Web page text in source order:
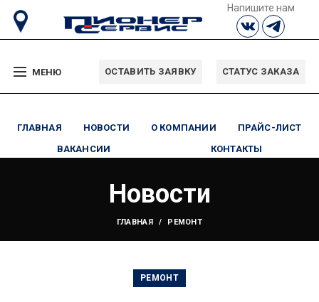
Напишите нам
МЕНЮ ОСТАВИТЬ ЗАЯВКУ СТАТУС ЗАКАЗА
ГЛАВНАЯ НОВОСТИ О КОМПАНИИ
ПРАЙС-ЛИСТ
ВАКАНСИИ
КОНТАКТЫ
Новости
ГЛАВНАЯ РЕМОНТ
РЕМОНТ